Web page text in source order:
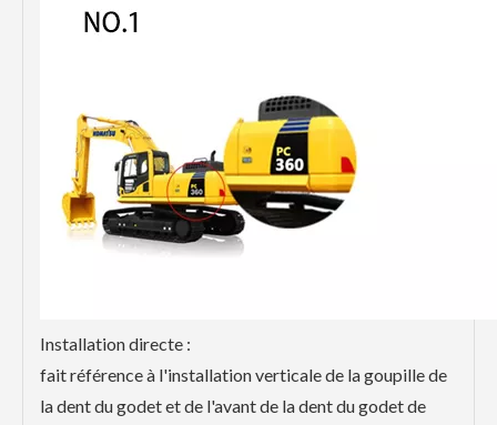
Installation directe :
fait référence à l'installation verticale de la goupille de
la dent du godet et de l'avant de la dent du godet de